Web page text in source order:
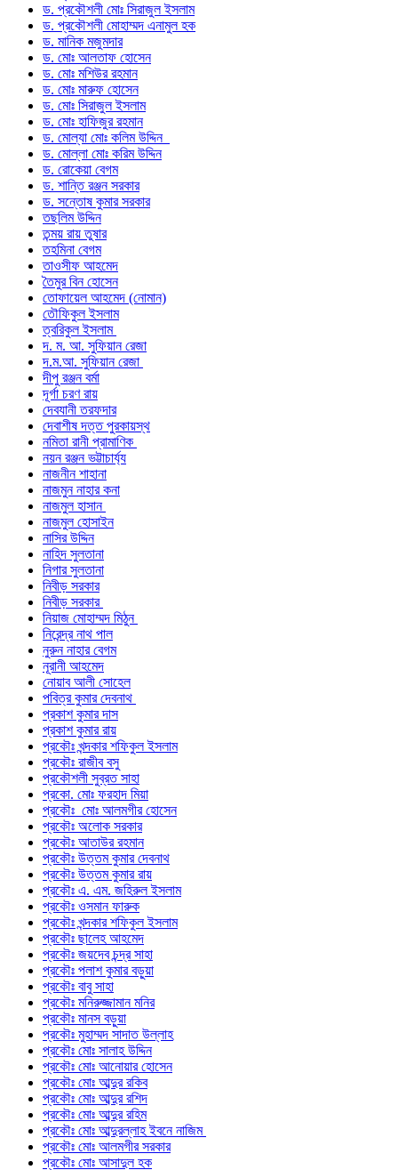
ড. প্রকৌশলী মোঃ সিরাজুল ইসলাম
ড. প্রকৌশলী মোহাম্মদ এনামুল হক
ড. মানিক মজুমদার
ড. মোঃ আলতাফ হোসেন
ড. মোঃ মশিউর রহমান
ড. মোঃ মারুফ হোসেন
ড. মোঃ সিরাজুল ইসলাম
ড. মোঃ হাফিজুর রহমান
ড. মোল্যা মোঃ কলিম উদ্দিন
ড. মোল্লা মোঃ করিম উদ্দিন
ড. রোকেয়া বেগম
ড. শান্তি রঞ্জন সরকার
ড. সন্তোষ কুমার সরকার
তছলিম উদ্দিন
তন্ময় রায় তুষার
তহমিনা বেগম
তাওসীফ আহমেদ
তৈমুর বিন হোসেন
তোফায়েল আহমেদ (নোমান)
তৌফিকুল ইসলাম
ত্বরিকুল ইসলাম
দ. ম. আ. সুফিয়ান রেজা
দ.ম.আ. সুফিয়ান রেজা
দীপু রঞ্জন বর্মা
দূর্গা চরণ রায়
দেবযানী তরফদার
দেবাশীষ দত্ত পুরকায়স্থ
নমিতা রানী প্রামাণিক
নয়ন রঞ্জন ভট্টাচার্য্য
নাজনীন শাহানা
নাজমুন নাহার কনা
নাজমুল হাসান
নাজমুল হোসাইন
নাসির উদ্দিন
নাহিদ সুলতানা
নিগার সুলতানা
নিবীড় সরকার
নিবীড় সরকার
নিয়াজ মোহাম্মদ মিঠুন
নিরেন্দ্র নাথ পাল
নুরুন নাহার বেগম
নূরানী আহমেদ
নোয়াব আলী সোহেল
পবিত্র কুমার দেবনাথ
প্রকাশ কুমার দাস
প্রকাশ কুমার রায়
প্রকৌঃ খন্দকার শফিকুল ইসলাম
প্রকৌঃ রাজীব বসু
প্রকৌশলী সুব্রত সাহা
প্রকো. মোঃ ফরহাদ মিয়া
প্রকৌঃ মোঃ আলমগীর হোসেন
প্রকৌঃ অলোক সরকার
প্রকৌঃ আতাউর রহমান
প্রকৌঃ উত্তম কুমার দেবনাথ
প্রকৌঃ উত্তম কুমার রায়
প্রকৌঃ এ. এম. জহিরুল ইসলাম
প্রকৌঃ ওসমান ফারুক
প্রকৌঃ খন্দকার শফিকুল ইসলাম
প্রকৌঃ ছালেহ আহমেদ
প্রকৌঃ জয়দেব চন্দ্র সাহা
প্রকৌঃ পলাশ কুমার বড়ুয়া
প্রকৌঃ বাবু সাহা
প্রকৌঃ মনিরুজ্জামান মনির
প্রকৌঃ মানস বড়ুয়া
প্রকৌঃ মুহাম্মদ সাদাত উল্লাহ
প্রকৌঃ মোঃ সালাহ উদ্দিন
প্রকৌঃ মোঃ আনোয়ার হোসেন
প্রকৌঃ মোঃ আব্দুর রকিব
প্রকৌঃ মোঃ আব্দুর রশিদ
প্রকৌঃ মোঃ আব্দুর রহিম
প্রকৌঃ মোঃ আব্দুরল্লাহ ইবনে নাজিম
প্রকৌঃ মোঃ আলমগীর সরকার
প্রকৌঃ মোঃ আসাদুল হক